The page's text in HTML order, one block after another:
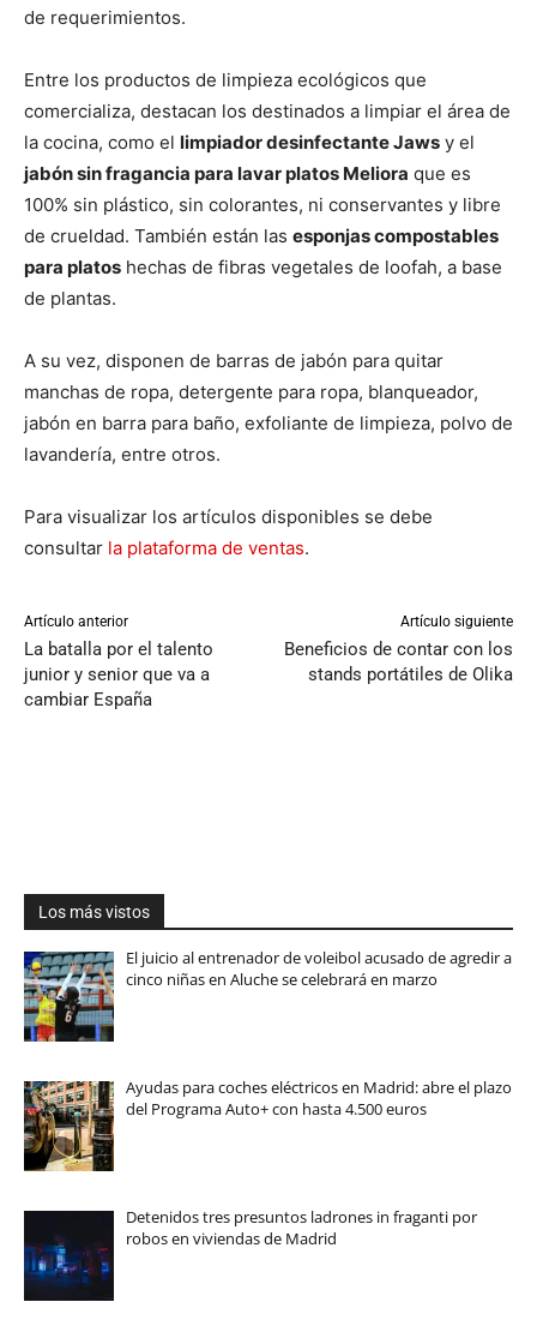
de requerimientos.
Entre los productos de limpieza ecológicos que
comercializa, destacan los destinados a limpiar el área de
la cocina, como el limpiador desinfectante Jaws y el
jabón sin fragancia para lavar platos Meliora que es
100% sin plástico, sin colorantes, ni conservantes y libre
de crueldad. También están las esponjas compostables
para platos hechas de fibras vegetales de loofah, a base
de plantas.
A su vez, disponen de barras de jabón para quitar
manchas de ropa, detergente para ropa, blanqueador,
jabón en barra para baño, exfoliante de limpieza, polvo de
lavandería, entre otros.
Para visualizar los artículos disponibles se debe
consultar la plataforma de ventas.
Artículo anterior
La batalla por el talento
junior y senior que va a
cambiar España
Artículo siguiente
Beneficios de contar con los
stands portátiles de Olika
Los más vistos
El juicio al entrenador de voleibol acusado de agredir a
cinco niñas en Aluche se celebrará en marzo
Ayudas para coches eléctricos en Madrid: abre el plazo
del Programa Auto+ con hasta 4.500 euros
Detenidos tres presuntos ladrones in fraganti por
robos en viviendas de Madrid